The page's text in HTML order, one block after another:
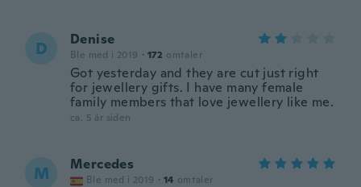
D Denise
Ble med i 2019 · 172 omtaler
Got yesterday and they are cut just right
for jewellery gifts. I have many female
family members that love jewellery like me.
ca. 5 år siden
M Mercedes
Ble med i 2019 · 14 omtaler